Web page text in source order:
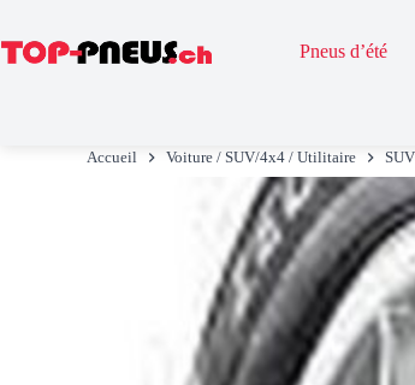
Pneus d’été
Accueil Voiture / SUV/4x4 / Utilitaire